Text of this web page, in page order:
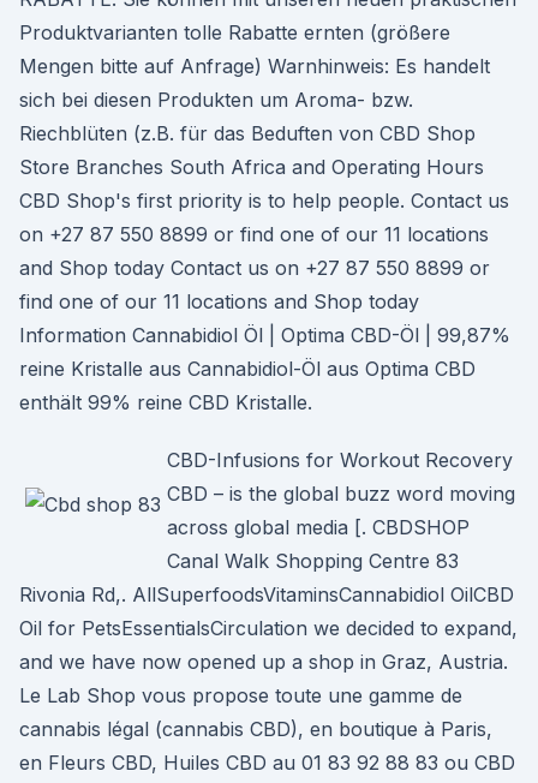
Produktvarianten tolle Rabatte ernten (größere
Mengen bitte auf Anfrage) Warnhinweis: Es handelt
sich bei diesen Produkten um Aroma- bzw.
Riechblüten (z.B. für das Beduften von CBD Shop
Store Branches South Africa and Operating Hours
CBD Shop's first priority is to help people. Contact us
on +27 87 550 8899 or find one of our 11 locations
and Shop today Contact us on +27 87 550 8899 or
find one of our 11 locations and Shop today
Information Cannabidiol Öl | Optima CBD-Öl | 99,87%
reine Kristalle aus Cannabidiol-Öl aus Optima CBD
enthält 99% reine CBD Kristalle.
CBD-Infusions for Workout Recovery
CBD – is the global buzz word moving
across global media [. CBDSHOP
Canal Walk Shopping Centre 83
Rivonia Rd,. AllSuperfoodsVitaminsCannabidiol OilCBD
Oil for PetsEssentialsCirculation we decided to expand,
and we have now opened up a shop in Graz, Austria.
Le Lab Shop vous propose toute une gamme de
cannabis légal (cannabis CBD), en boutique à Paris,
en Fleurs CBD, Huiles CBD au 01 83 92 88 83 ou CBD